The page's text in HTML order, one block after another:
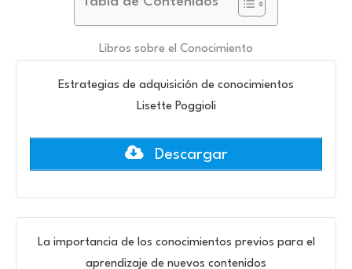
Libros sobre el Conocimiento
Estrategias de adquisición de conocimientos
Lisette Poggioli
Descargar
La importancia de los conocimientos previos para el
aprendizaje de nuevos contenidos